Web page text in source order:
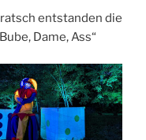
entstanden die
Dame, Ass“